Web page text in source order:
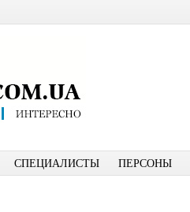
СПЕЦИАЛИСТЫ ПЕРСОНЫ